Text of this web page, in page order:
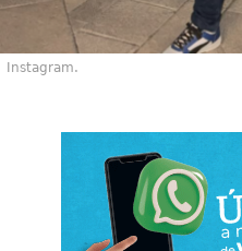
Instagram.